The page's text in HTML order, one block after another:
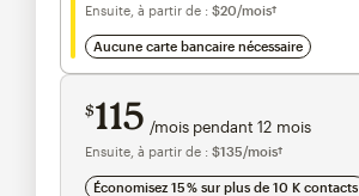
Ensuite, à partir de : $20/mois†
aucune carte bancaire nécessaire
Économisez 15 %
$115 /mois pendant 12 mois
$115par mois pendant 12 mois
Ensuite, à partir de : $135/mois†
Économisez 15 % sur plus de 10 K contacts